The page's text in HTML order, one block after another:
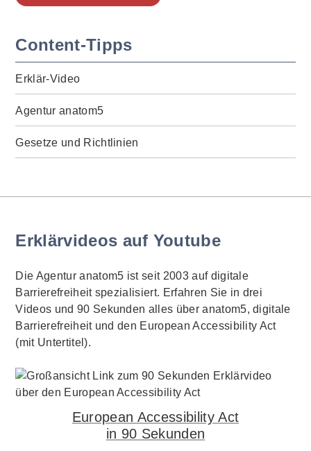
Content-Tipps
Erklär-Video
Agentur anatom5
Gesetze und Richtlinien
Erklärvideos auf Youtube
Die Agentur anatom5 ist seit 2003 auf digitale
Barrierefreiheit spezialisiert. Erfahren Sie in drei
Videos und 90 Sekunden alles über anatom5, digitale
Barrierefreiheit und den European Accessibility Act
(mit Untertitel).
European Accessibility Act
in 90 Sekunden